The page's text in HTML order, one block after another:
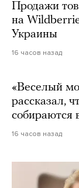
Продажи
на
Украины
16 часов назад
«Веселый
рассказал,
собираются
16 часов назад